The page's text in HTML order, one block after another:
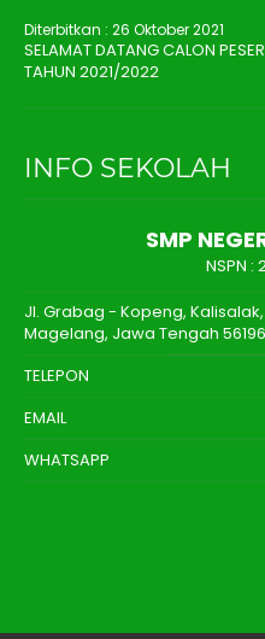
Diterbitkan : 26 Oktober 2021
SELAMAT DATANG CALON
TAHUN 2021/2022
INFO SEKOLAH
SMP
NSPN :
Jl. Grabag - Kopeng,
Magelang, Jawa Tengah 56196
TELEPON
EMAIL
WHATSAPP